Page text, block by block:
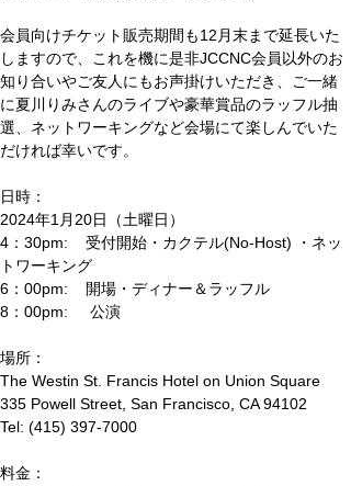
会員向けチケット販売期間も12月末まで延長いた
しますので、これを機に是非JCCNC会員以外のお
知り合いやご友人にもお声掛けいただき、ご一緒
に夏川りみさんのライブや豪華賞品のラッフル抽
選、ネットワーキングなど会場にて楽しんでいた
だければ幸いです。
日時：
2024年1月20日（土曜日）
4：30pm:    受付開始・カクテル(No-Host) ・ネッ
トワーキング
6：00pm:    開場・ディナー＆ラッフル
8：00pm:     公演
場所：
The Westin St. Francis Hotel on Union Square
335 Powell Street, San Francisco, CA 94102
Tel: (415) 397-7000
料金：